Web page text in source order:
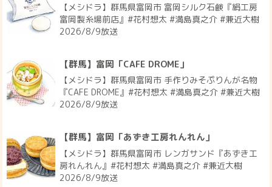
【メシドラ】群馬県富岡市 富岡シルク石鹸『絹工房
富岡製糸場前店』#花村想太 #満島真之介 #兼近大樹
2026/8/9放送
【群馬】富岡「CAFE DROME」
【メシドラ】群馬県富岡市 手作りみそぷりんが名物
『CAFE DROME』#花村想太 #満島真之介 #兼近大樹
2026/8/9放送
【群馬】富岡「あずき工房れんれん」
【メシドラ】群馬県富岡市 レンガサンド『あずき工
房れんれん』#花村想太 #満島真之介 #兼近大樹
2026/8/9放送